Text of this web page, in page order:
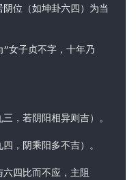
位（如坤卦六四）为当
女子贞不字，十年乃
，若阴阳相异则吉）。
，阴乘阳多不吉）。
六四比而不应，主阻